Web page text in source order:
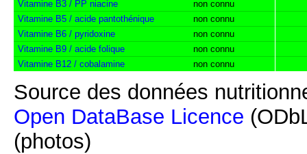
Vitamine B3 / PP niacine
non connu
Vitamine B5 / acide pantothénique
non connu
Vitamine B6 / pyridoxine
non connu
Vitamine B9 / acide folique
non connu
Vitamine B12 / cobalamine
non connu
Source des données
Open DataBase Licence
(photos)